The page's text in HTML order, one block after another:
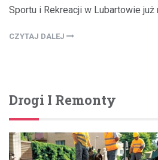
Sportu i Rekreacji w Lubartowie już
CZYTAJ DALEJ
Drogi I Remonty